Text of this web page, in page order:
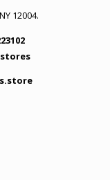
12004.